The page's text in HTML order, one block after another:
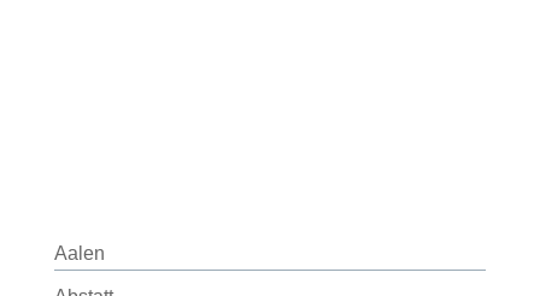
Aalen